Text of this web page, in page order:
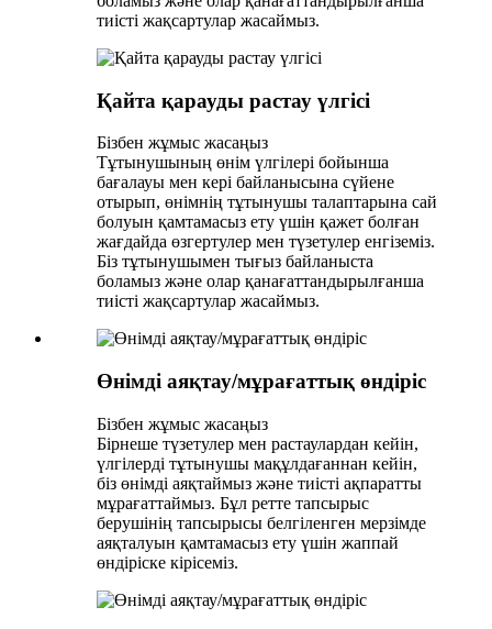
тиісті жақсартулар жасаймыз.
Қайта қарауды растау үлгісі
Бізбен жұмыс жасаңыз
Тұтынушының өнім үлгілері бойынша
бағалауы мен кері байланысына сүйене
отырып, өнімнің тұтынушы талаптарына сай
болуын қамтамасыз ету үшін қажет болған
жағдайда өзгертулер мен түзетулер енгіземіз.
Біз тұтынушымен тығыз байланыста
боламыз және олар қанағаттандырылғанша
тиісті жақсартулар жасаймыз.
Өнімді аяқтау/мұрағаттық өндіріс
Бізбен жұмыс жасаңыз
Бірнеше түзетулер мен растаулардан кейін,
үлгілерді тұтынушы мақұлдағаннан кейін,
біз өнімді аяқтаймыз және тиісті ақпаратты
мұрағаттаймыз. Бұл ретте тапсырыс
берушінің тапсырысы белгіленген мерзімде
аяқталуын қамтамасыз ету үшін жаппай
өндіріске кірісеміз.